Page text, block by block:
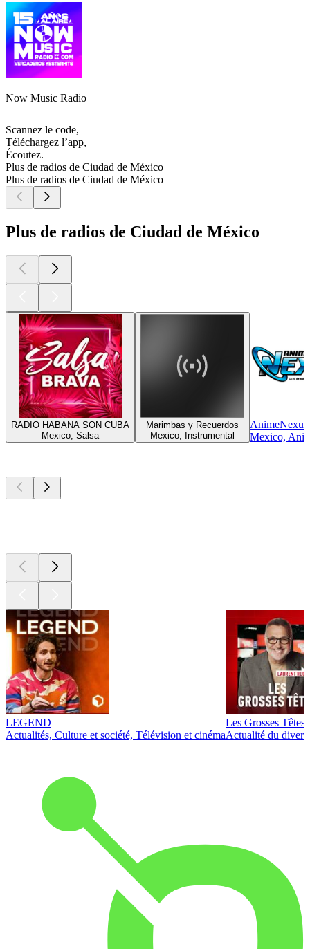
Now Music Radio
Scannez le code,
Téléchargez l’app,
Écoutez.
Plus de radios de Ciudad de México
Plus de radios de Ciudad de México
Plus de radios de Ciudad de México
RADIO HABANA SON CUBA
Mexico, Salsa
Marimbas y Recuerdos
Mexico, Instrumental
AnimeNexus
Mexico,
LEGEND
Actualités, Culture et société, Télévision et cinéma
Les Grosses Têtes
Actualité du